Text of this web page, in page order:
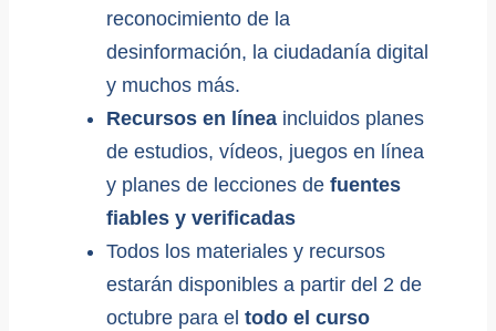
reconocimiento de la
desinformación, la ciudadanía digital
y muchos más.
Recursos en línea incluidos planes
de estudios, vídeos, juegos en línea
y planes de lecciones de fuentes
fiables y verificadas
Todos los materiales y recursos
estarán disponibles a partir del 2 de
octubre para el todo el curso